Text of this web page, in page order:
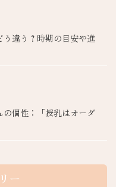
う違う？時期の目安や進
個性：「授乳はオーダ
ー